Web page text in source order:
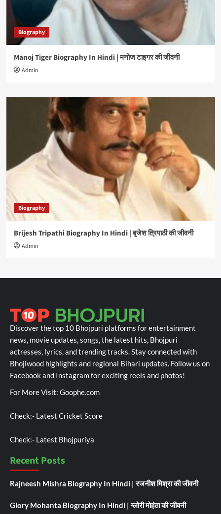
Biography
Manoj Tiger Biography In Hindi | मनोज टाइगर की जीवनी
Admin
Biography
Brijesh Tripathi Biography In Hindi | बृजेश त्रिपाठी की जीवनी
Admin
Discover the top 10 Bhojpuri platforms for entertainment
news, movie updates, songs, the latest hits, Bhojpuri
actresses, lyrics, and trending tracks. Stay connected with
Bhojiwood highlights and regional Bihari updates. Follow us on
Facebook and Instagram for exciting reels and photos!
For More Visit: Goophe.com
Check:- Latest Cricket Score
Check:- Latest Bhojpuriya
Recent Posts
Rajneesh Mishra Biography In Hindi | रजनीश मिश्रा की जीवनी
Glory Mohanta Biography In Hindi | ग्लोरी मोहंता की जीवनी